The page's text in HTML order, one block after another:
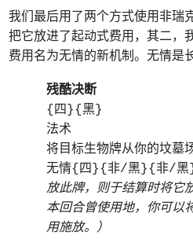
我们最后用了两个方式使用非瑞
把它放进了起动式费用，其二，
费用名为无情的新机制。无情是
残酷决断
{四}{黑}
法术
将目标生物牌从你的坟墓
无情{四}{非/黑}{非/
放此牌，则于结算时将它
本回合曾使用地，你可以
用施放。）